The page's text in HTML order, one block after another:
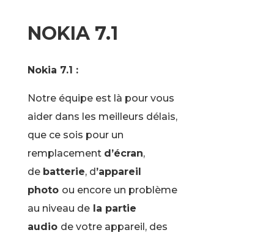
NOKIA 7.1
Nokia 7.1 :
Notre équipe est là pour vous
aider dans les meilleurs délais,
que ce sois pour un
remplacement d’écran,
de batterie, d’appareil
photo ou encore un problème
au niveau dela partie
audio de votre appareil, des